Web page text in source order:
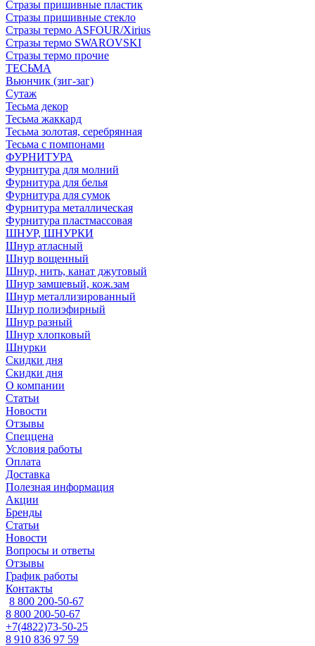
Стразы пришивные пластик
Стразы пришивные стекло
Стразы термо ASFOUR/Xirius
Стразы термо SWAROVSKI
Стразы термо прочие
ТЕСЬМА
Вьюнчик (зиг-заг)
Сутаж
Тесьма декор
Тесьма жаккард
Тесьма золотая, серебрянная
Тесьма с помпонами
ФУРНИТУРА
Фурнитура для молний
Фурнитура для белья
Фурнитура для сумок
Фурнитура металлическая
Фурнитура пластмассовая
ШНУР, ШНУРКИ
Шнур атласный
Шнур вощенный
Шнур, нить, канат джутовый
Шнур замшевый, кож.зам
Шнур металлизированный
Шнур полиэфирный
Шнур разный
Шнур хлопковый
Шнурки
Скидки дня
Скидки дня
О компании
Статьи
Новости
Отзывы
Спеццена
Условия работы
Оплата
Доставка
Полезная информация
Акции
Бренды
Статьи
Новости
Вопросы и ответы
Отзывы
График работы
Контакты
8 800 200-50-67
8 800 200-50-67
+7(4822)73-50-25
8 910 836 97 59